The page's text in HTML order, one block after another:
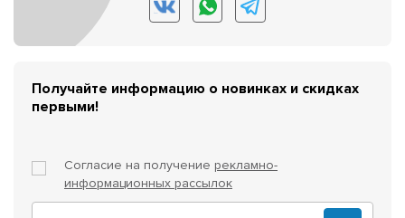
Получайте информацию о новинках и скидках
первыми!
Согласие на получение рекламно-
информационных рассылок